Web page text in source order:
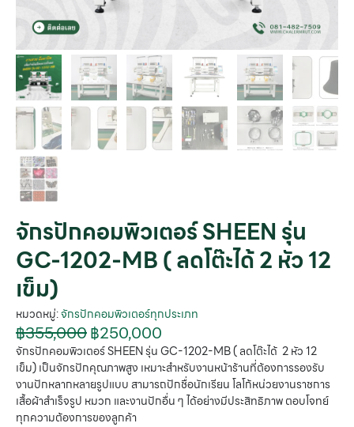
จักรปักคอมพิวเตอร์ SHEEN รุ่น
GC-1202-MB ( ลดโต๊ะได้ 2 หัว 12
เข็ม)
หมวดหมู่:จักรปักคอมพิวเตอร์ทุกประเภท
฿355,000฿250,000
จักรปักคอมพิวเตอร์ SHEEN รุ่น GC-1202-MB ( ลดโต๊ะได้ 2 หัว 12
เข็ม) เป็นจักรปักคุณภาพสูง เหมาะสำหรับงานหน้าร้านที่ต้องการรองรับ
งานปักหลากหลายรูปแบบ สามารถปักชื่อนักเรียน โลโก้หน่วยงานราชการ
เสื้อผ้าสำเร็จรูป หมวก และงานปักอื่น ๆ ได้อย่างมีประสิทธิภาพ ตอบโจทย์
ทุกความต้องการของลูกค้า